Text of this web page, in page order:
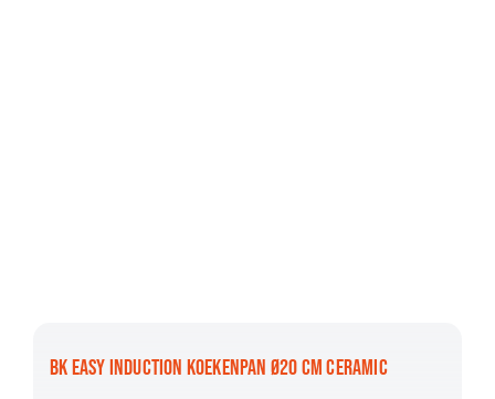
BK EASY INDUCTION KOEKENPAN Ø20 CM CERAMIC